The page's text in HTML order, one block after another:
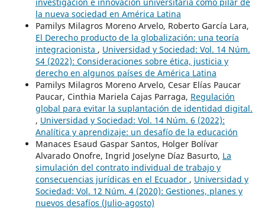
la nueva sociedad en América Latina
Pamilys Milagros Moreno Arvelo, Roberto García Lara,
El Derecho producto de la globalización: una teoría
integracionista , Universidad y Sociedad: Vol. 14 Núm.
S4 (2022): Consideraciones sobre ética, justicia y
derecho en algunos países de América Latina
Pamilys Milagros Moreno Arvelo, Cesar Elías Paucar
Paucar, Cinthia Mariela Cajas Parraga, Regulación
global para evitar la suplantación de identidad digital.
, Universidad y Sociedad: Vol. 14 Núm. 6 (2022):
Analítica y aprendizaje: un desafío de la educación
Manaces Esaud Gaspar Santos, Holger Bolívar
Alvarado Onofre, Ingrid Joselyne Díaz Basurto, La
simulación del contrato individual de trabajo y
consecuencias jurídicas en el Ecuador , Universidad y
Sociedad: Vol. 12 Núm. 4 (2020): Gestiones, planes y
nuevos desafíos (Julio-agosto)